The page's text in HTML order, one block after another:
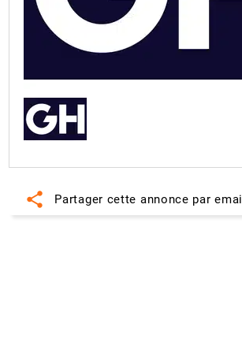
share Partager cette annonce par email